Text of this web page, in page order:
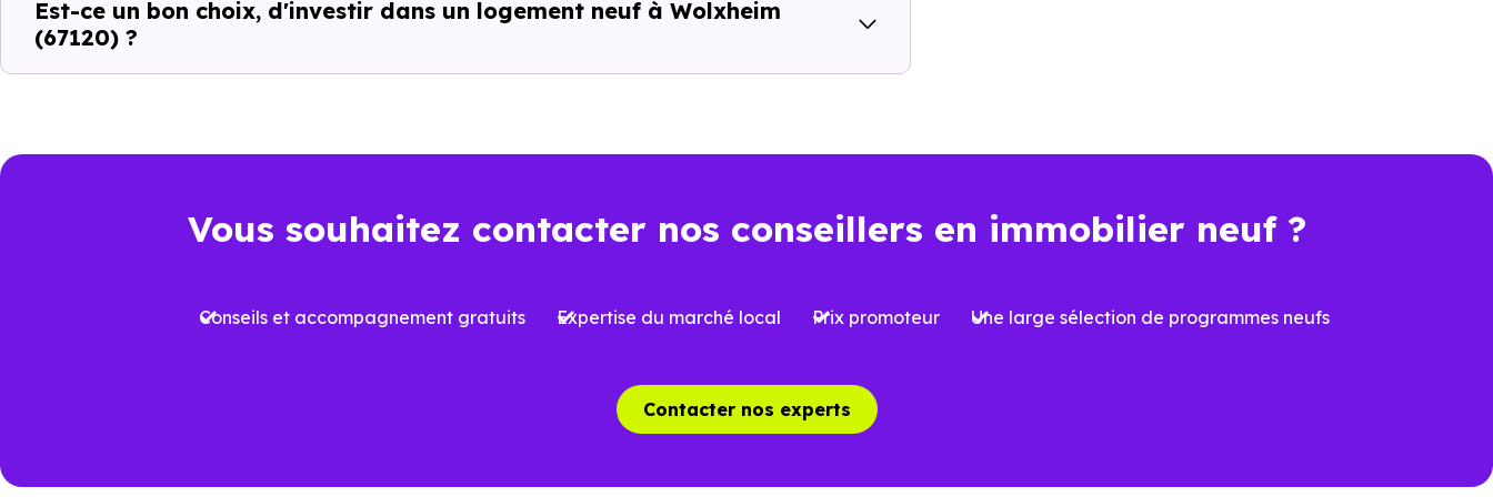
où l’attractivité peut varier selon les secteurs, cette dimension devient un élément
Est-ce un bon choix, d'investir dans un logement neuf à Wolxheim
(67120) ?
Vous souhaitez contacter nos conseillers en immobilier neuf ?
Conseils et accompagnement gratuits Expertise du marché local Prix promoteur Une large sélection de programmes neufs
Contacter nos experts